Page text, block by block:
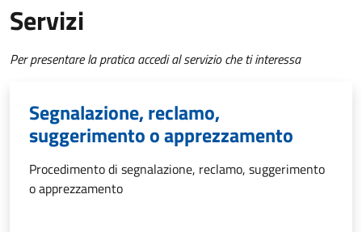
Servizi
Per presentare la pratica accedi al servizio che ti interessa
Segnalazione, reclamo,
suggerimento o apprezzamento
Procedimento di segnalazione, reclamo, suggerimento
o apprezzamento